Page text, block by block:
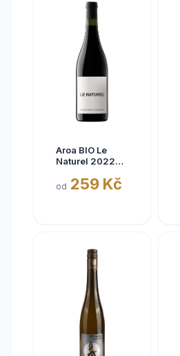
Aroa BIO Le
Naturel 2022
Navarra, bez
od 259 Kč